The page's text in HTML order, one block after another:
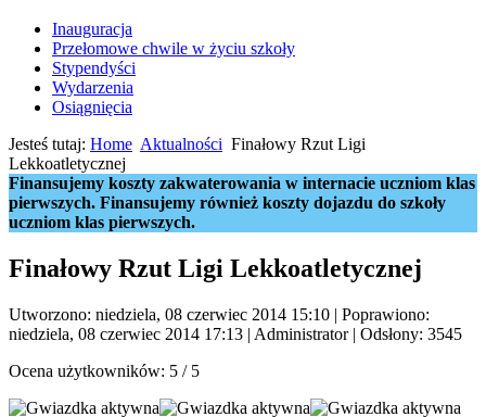
Inauguracja
Przełomowe chwile w życiu szkoły
Stypendyści
Wydarzenia
Osiągnięcia
Jesteś tutaj: Home Aktualności Finałowy Rzut Ligi
Lekkoatletycznej
Finansujemy koszty zakwaterowania w internacie uczniom klas
pierwszych. Finansujemy również koszty dojazdu do szkoły
uczniom klas pierwszych.
Finałowy Rzut Ligi Lekkoatletycznej
Utworzono: niedziela, 08 czerwiec 2014 15:10 | Poprawiono:
niedziela, 08 czerwiec 2014 17:13 | Administrator| Odsłony: 3545
Ocena użytkowników: 5 / 5